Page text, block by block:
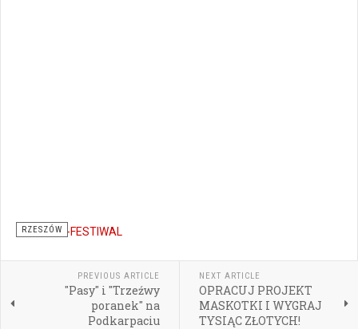
RZESZÓW
PREVIOUS ARTICLE
"Pasy" i "Trzeźwy
poranek" na
Podkarpaciu
NEXT ARTICLE
OPRACUJ PROJEKT
MASKOTKI I WYGRAJ
TYSIĄC ZŁOTYCH!